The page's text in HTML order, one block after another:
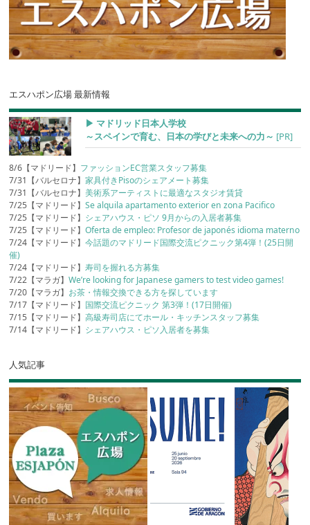
エスハポン広場 最新情報
▶︎ マドリッド日本人学校
～スペインで育む、日本の学びと未来への力～ [PR]
8/6【マドリード】 ファッションEC営業スタッフ募集
7/31【バルセロナ】家具付きPisoのシェアメート募集
7/31【バルセロナ】美術系アーティストに最適なスタジオ賃貸
7/25【マドリード】Se alquila apartamento exterior en zona Pacifico
7/25【マドリード】 シェアハウス・ピソ 9月からの入居者募集
7/25【マドリード】Oferta de empleo: Profesor de japonés idioma materno
7/24【マドリード】今話題のマドリード国際交流ピクニック第4弾！(25日開
催)
7/24【マドリード】寿司を握れる方募集
7/22【マラガ】We’re looking for Japanese gamers to test video games!
7/20【マラガ】 お茶・情報交換できる方を探しています
7/17【マドリード】 国際交流ピクニック 第3弾！(17日開催)
7/15【マドリード】高級寿司店にてホール・キッチンスタッフ募集
7/14【マドリード】 シェアハウス・ピソ入居者を募集
人気記事